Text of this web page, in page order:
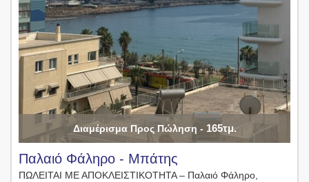
Διαμέρισμα Προς Πώληση - 165τμ.
Παλαιό Φάληρο - Μπάτης
ΠΩΛΕΙΤΑΙ ΜΕ ΑΠΟΚΛΕΙΣΤΙΚΟΤΗΤΑ – Παλαιό Φάληρο,